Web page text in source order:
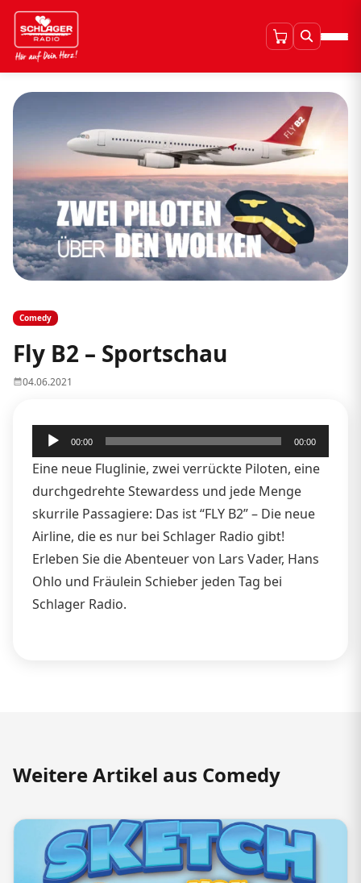
Comedy
Fly B2 – Sportschau
04.06.2021
Audio-
Player
00:00 00:00
Eine neue Fluglinie, zwei verrückte Piloten, eine
durchgedrehte Stewardess und jede Menge
skurrile Passagiere: Das ist “FLY B2” – Die neue
Airline, die es nur bei Schlager Radio gibt!
Erleben Sie die Abenteuer von Lars Vader, Hans
Ohlo und Fräulein Schieber jeden Tag bei
Schlager Radio.
Weitere Artikel aus Comedy